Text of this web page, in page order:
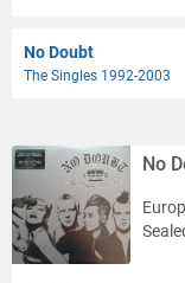
C3. Running
C4. Spiderwebs
D3. Ex-Girlfriend
D4. Trapped In A Box
No Doubt
The Singles 1992-2003
No